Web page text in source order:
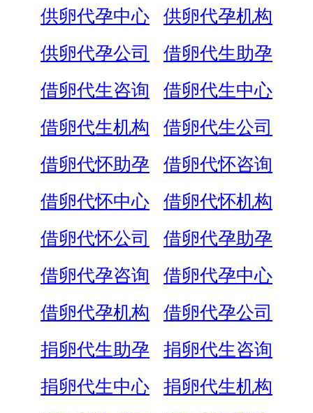
供卵代孕中心
供卵代孕机构
供卵代孕公司
借卵代生助孕
借卵代生咨询
借卵代生中心
借卵代生机构
借卵代生公司
借卵代怀助孕
借卵代怀咨询
借卵代怀中心
借卵代怀机构
借卵代怀公司
借卵代孕助孕
借卵代孕咨询
借卵代孕中心
借卵代孕机构
借卵代孕公司
捐卵代生助孕
捐卵代生咨询
捐卵代生中心
捐卵代生机构